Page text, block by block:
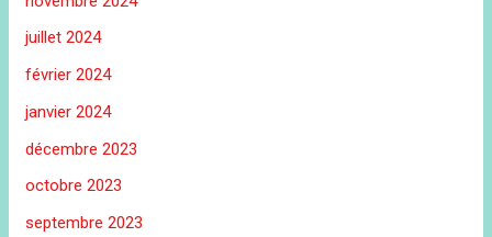
juillet 2024
février 2024
janvier 2024
décembre 2023
octobre 2023
septembre 2023